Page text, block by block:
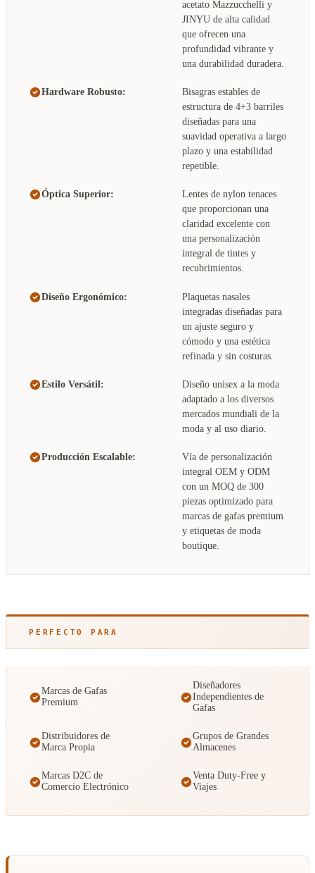
acetato Mazzucchelli y
JINYU de alta calidad
que ofrecen una
profundidad vibrante y
una durabilidad duradera.
Hardware Robusto:
Bisagras estables de
estructura de 4+3 barriles
diseñadas para una
suavidad operativa a largo
plazo y una estabilidad
repetible.
Óptica Superior:
Lentes de nylon tenaces
que proporcionan una
claridad excelente con
una personalización
integral de tintes y
recubrimientos.
Diseño Ergonómico:
Plaquetas nasales
integradas diseñadas para
un ajuste seguro y
cómodo y una estética
refinada y sin costuras.
Estilo Versátil:
Diseño unisex a la moda
adaptado a los diversos
mercados mundiali de la
moda y al uso diario.
Producción Escalable:
Vía de personalización
integral OEM y ODM
con un MOQ de 300
piezas optimizado para
marcas de gafas premium
y etiquetas de moda
boutique.
PERFECTO PARA
Marcas de Gafas
Premium
Diseñadores
Independientes de
Gafas
Distribuidores de
Marca Propia
Grupos de Grandes
Almacenes
Marcas D2C de
Comercio Electrónico
Venta Duty-Free y
Viajes